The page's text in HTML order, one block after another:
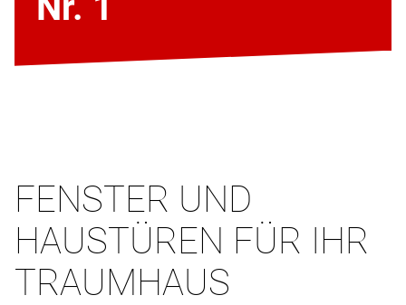
FENSTER UND
HAUSTÜREN FÜR IHR
TRAUMHAUS